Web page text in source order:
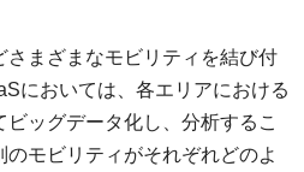
まざまなモビリティを結び付
においては、各エリアにおける
ッグデータ化し、分析するこ
モビリティがそれぞれどのよ